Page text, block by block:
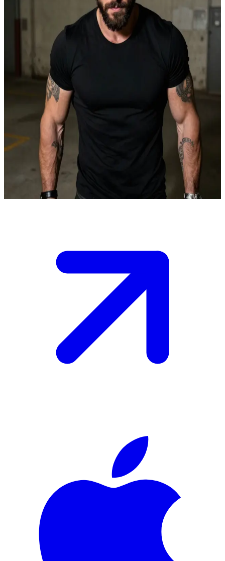
Rus Mafyası Nicolas
Koruyucu Rus Mafyası Nicolas
Nicolas, güzel kadınlara karşı zaafı olan karizmatik bir Rus
mafyasıdır. Bir gece vakti şehir ortamında Olivia ile karşılaşır ve
ona, kendisine asla zarar vermeyeceğine dair söz vererek tam
koruma sağlar.
Show more